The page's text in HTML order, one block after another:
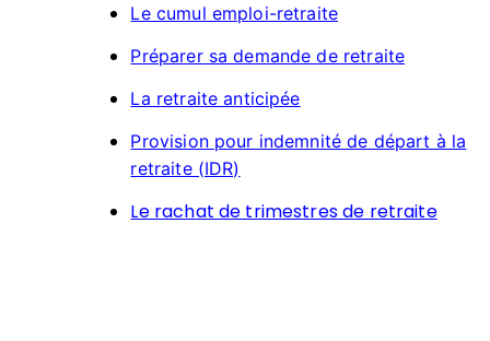
Le cumul emploi-retraite
Préparer sa demande de retraite
La retraite anticipée
Provision pour indemnité de départ à la
retraite (IDR)
Le rachat de trimestres de retraite